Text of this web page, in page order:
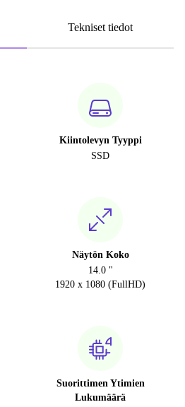
Tekniset tiedot
Kiintolevyn Tyyppi
SSD
Näytön Koko
14.0 "
1920 x 1080 (FullHD)
Suorittimen Ytimien
Lukumäärä